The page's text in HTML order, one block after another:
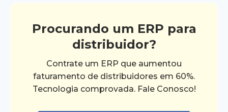
Procurando um ERP para
distribuidor?
Contrate um ERP que aumentou
faturamento de distribuidores em 60%.
Tecnologia comprovada. Fale Conosco!